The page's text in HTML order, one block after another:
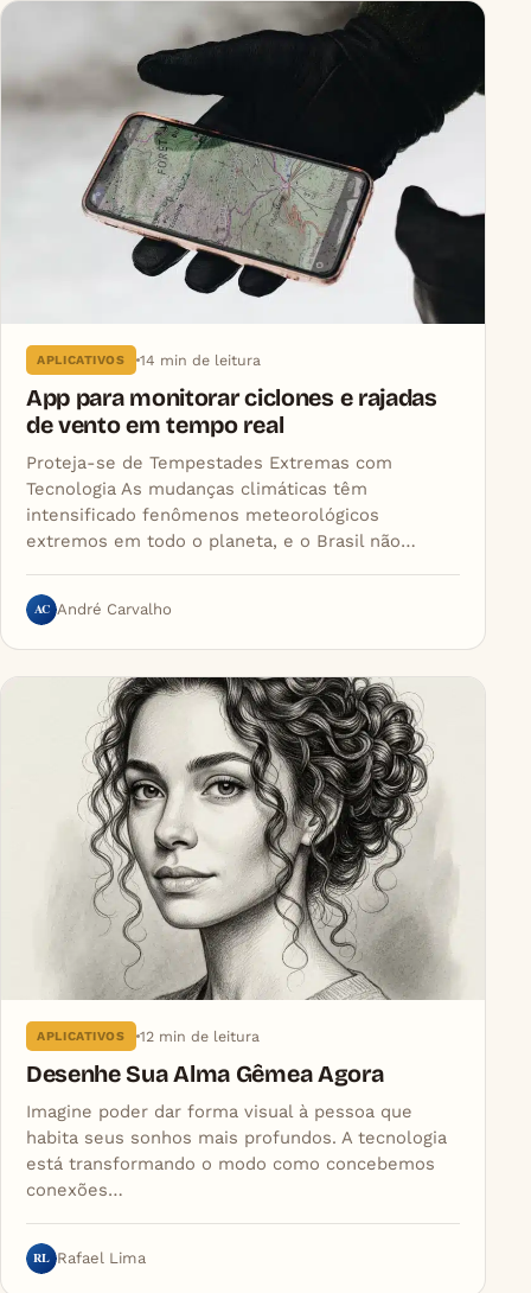
APLICATIVOS 14 min de leitura
App para monitorar ciclones e rajadas
de vento em tempo real
Proteja-se de Tempestades Extremas com
Tecnologia As mudanças climáticas têm
intensificado fenômenos meteorológicos
extremos em todo o planeta, e o Brasil não…
AC André Carvalho
APLICATIVOS 12 min de leitura
Desenhe Sua Alma Gêmea Agora
Imagine poder dar forma visual à pessoa que
habita seus sonhos mais profundos. A tecnologia
está transformando o modo como concebemos
conexões…
RL Rafael Lima